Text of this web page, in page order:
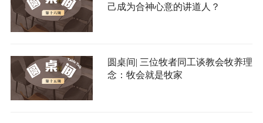
己成为合神心意的讲道人？
圆桌间| 三位牧者同工谈教会牧养理
念：牧会就是牧家